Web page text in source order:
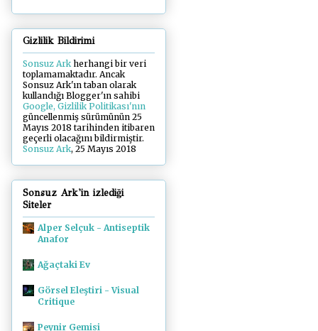
Gizlilik Bildirimi
Sonsuz Arkherhangi bir veri
toplamamaktadır. Ancak
Sonsuz Ark'ın taban olarak
kullandığı Blogger'ın sahibi
Google, Gizlilik Politikası'nın
güncellenmiş sürümünün 25
Mayıs 2018 tarihinden itibaren
geçerli olacağını bildirmiştir.
Sonsuz Ark, 25 Mayıs 2018
Sonsuz Ark'in izlediği
Siteler
Alper Selçuk - Antiseptik
Anafor
Ağaçtaki Ev
Görsel Eleştiri - Visual
Critique
Peynir Gemisi